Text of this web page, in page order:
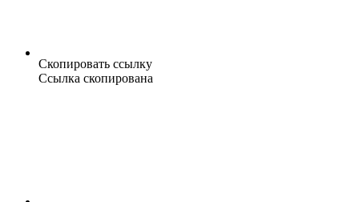
Скопировать ссылку
Ссылка скопирована